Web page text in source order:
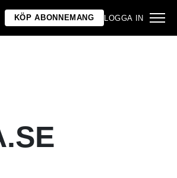
KÖP ABONNEMANG LOGGA IN